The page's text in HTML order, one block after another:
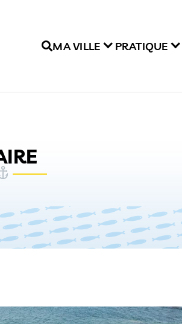
MA VILLE PRATIQUE